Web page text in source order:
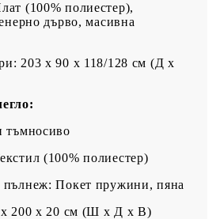
(100% полиестер),
дърво, масивна
203 x 90 x 118/128 см (Д x
тъмносиво
(100% полиестер)
пълнеж: Покет пружини, пяна
x 200 x 20 см (Ш x Д x В)